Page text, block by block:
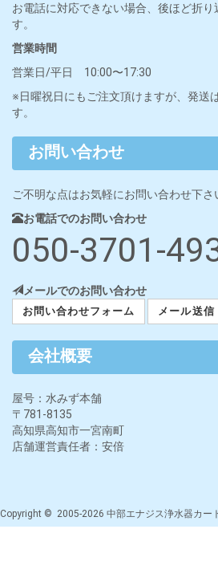
お電話に対応できない場合、後ほど折り
す。
営業時間
営業日/平日 10:00〜17:30
※日曜祝日にもご注文頂けますが、発送
す。
お問い合わせ
ご不明な点はお気軽にお問い合わせ下さ
お電話でのお問い合わせ
050-3701-
メールでのお問い合わせ
お問い合わせフォーム メール送信
会社概要
屋号：水みず本舗
〒781-8135
高知県高知市一宮南町
店舗運営責任者：安倍
Copyright © 2005-2026 中部エナジス浄水器カー